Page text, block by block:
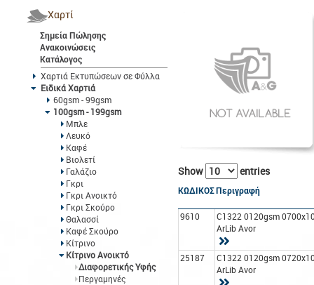
Χαρτί
Σημεία Πώλησης
Ανακοινώσεις
Κατάλογος
Χαρτιά Εκτυπώσεων σε Φύλλα
Ειδικά Χαρτιά
60gsm - 99gsm
100gsm - 199gsm
Μπλε
Λευκό
Καφέ
Βιολετί
Γαλάζιο
Γκρι
Γκρι Ανοικτό
Γκρι Σκούρο
Θαλασσί
Καφέ Σκούρο
Κίτρινο
Κίτρινο Ανοικτό
Διαφορετικής Υφής
Περγαμηνές
Show entries
ΚΩΔΙΚΟΣΠεριγραφή
9610
C1322 0120gsm
ArLib Avor
25187
C1322 0120gsm
ArLib Avor